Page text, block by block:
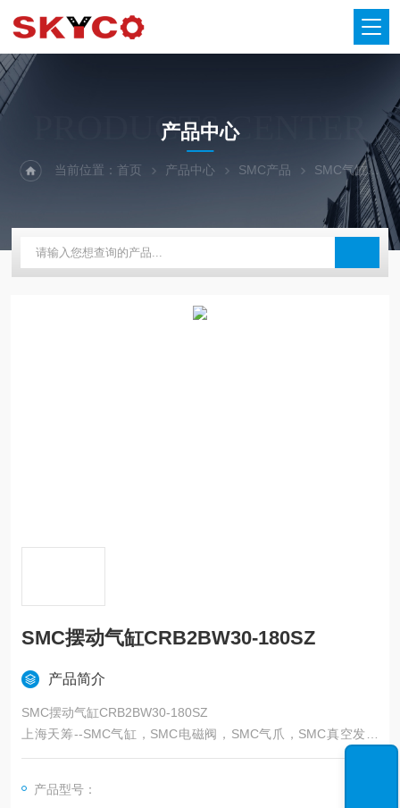
PRODUCTS CENTER
产品中心
当前位置：首页 产品中心 SMC产品 SMC气缸
SMC摆动气缸CRB2BW30-180SZ
产品简介
SMC摆动气缸CRB2BW30-180SZ
上海天筹--SMC气缸，SMC电磁阀，SMC气爪，SMC真空发生
器,SMC过滤器，SMC吸盘，SMC减压阀，SMC油雾器，SMC接
感器，SMC磁性开关，SMC压力开关,SMC,日本SMC——上海天
产品型号：